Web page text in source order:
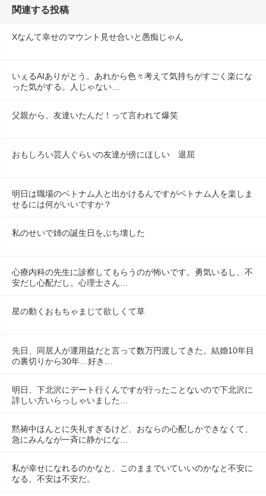
関連する投稿
Xなんて幸せのマウント見せ合いと愚痴じゃん
いぇるAIありがとう。あれから色々考えて気持ちがすごく楽にな
った気がする。人じゃない…
父親から、友達いたんだ！って言われて爆笑
おもしろい芸人ぐらいの友達が傍にほしい　退屈
明日は職場のベトナム人と出かけるんですがベトナム人を楽しま
せるには何がいいですか？
私のせいで姉の誕生日をぶち壊した
心療内科の先生に診察してもらうのが怖いです。勇気いるし、不
安だし心配だし。心理士さん…
星の動くおもちゃまじて欲しくて草
先日、同居人が運用益だと言って数万円渡してきた。結婚10年目
の裏切りから30年…好き…
明日、下北沢にデート行くんですが行ったことないので下北沢に
詳しい方いらっしゃいました…
黙祷中ほんとに失礼すぎるけど、おならの心配しかできなくて、
急にみんなが一斉に静かにな…
私が幸せになれるのかなと、このままでいていいのかなと不安に
なる。不安は不安だ。